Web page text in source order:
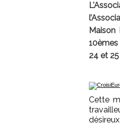
Maison
10èmes
24 et
Cette